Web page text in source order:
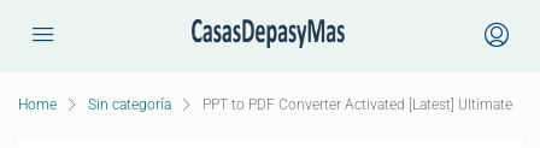
Home Sin categoría PPT to PDF Converter Activated [Latest] Ultimate